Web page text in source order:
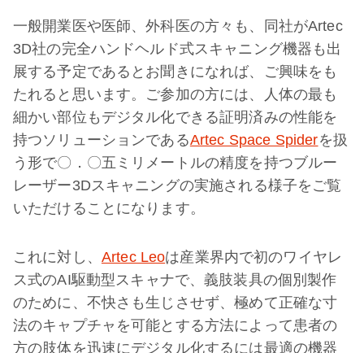
一般開業医や医師、外科医の方々も、同社がArtec
3D社の完全ハンドヘルド式スキャニング機器も出
展する予定であるとお聞きになれば、ご興味をも
たれると思います。ご参加の方には、人体の最も
細かい部位もデジタル化できる証明済みの性能を
持つソリューションであるArtec Space Spiderを扱
う形で〇．〇五ミリメートルの精度を持つブルー
レーザー3Dスキャニングの実施される様子をご覧
いただけることになります。
これに対し、 Artec Leoは産業界内で初のワイヤレ
ス式のAI駆動型スキャナで、義肢装具の個別製作
のために、不快さも生じさせず、極めて正確な寸
法のキャプチャを可能とする方法によって患者の
方の肢体を迅速にデジタル化するには最適の機器